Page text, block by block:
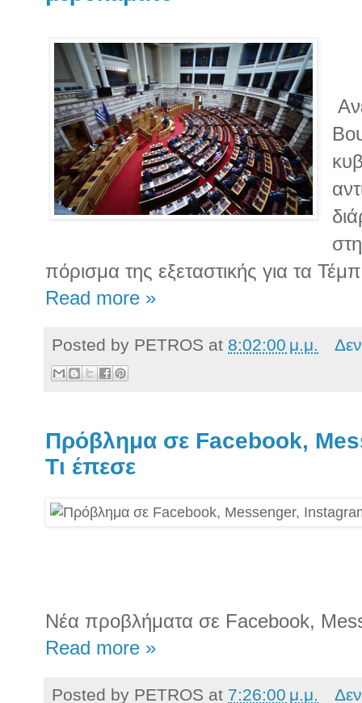
πόρισμα της εξεταστικής για τα
Read more »
Posted by PETROS at 8:02:00 μ.μ.
Πρόβλημα σε Facebook,
Τι έπεσε
Νέα προβλήματα σε Facebook,
Read more »
Posted by PETROS at 7:26:00 μ.μ.